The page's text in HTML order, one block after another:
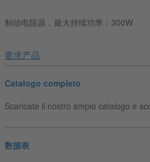
制动电阻器，最大持续功率：300W
要求产品
Catalogo completo
Scaricate il nostro ampio catalogo e
数据表